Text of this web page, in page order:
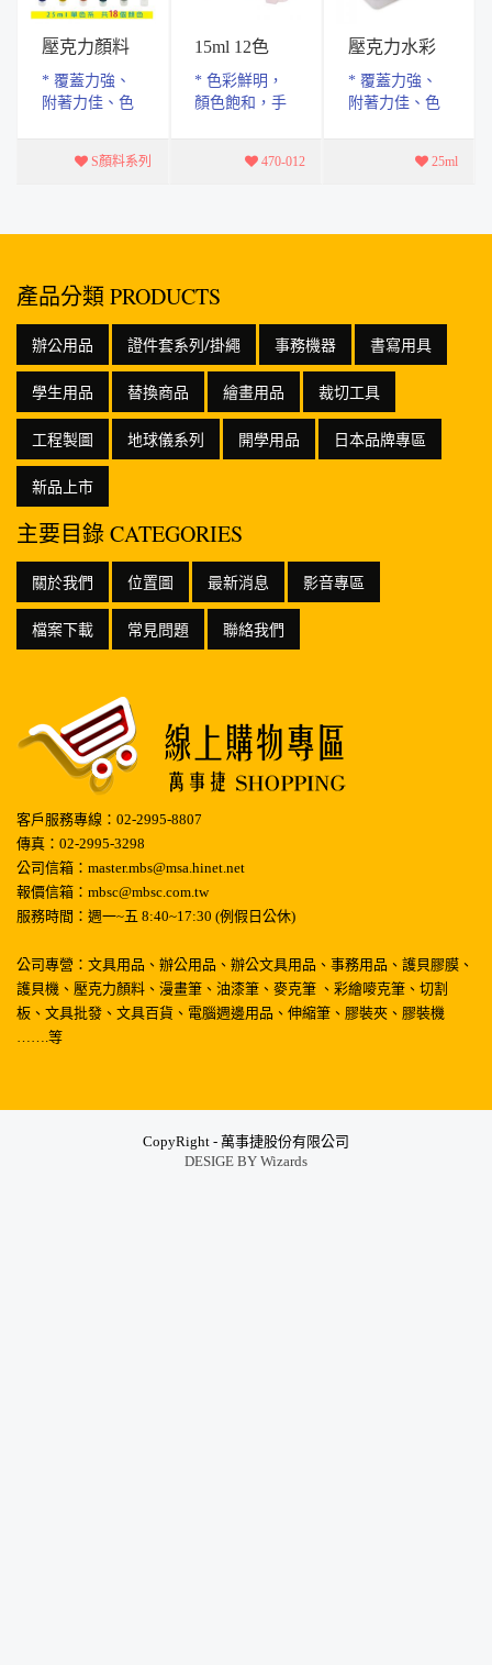
壓克力顏料
25ml
* 覆蓋力強、
附著力佳、色
良好 * 可塗於
布、木器、...
S顏料系列
15ml 12色
【廣告顏
料】
* 色彩鮮明，
顏色飽和，手
盒上蓋，可當
碳酸鈣、...
470-012
壓克力水彩
顏料25ml 12
瓶手提組
* 覆蓋力強、
附著力佳、色
良好 * 可塗於
布、木器、...
25ml
產品分類 PRODUCTS
辦公用品 證件套系列/掛繩 事務機器 書寫用具
學生用品 替換商品 繪畫用品 裁切工具
工程製圖 地球儀系列 開學用品 日本品牌專區
新品上市
主要目錄 CATEGORIES
關於我們 位置圖 最新消息 影音專區
檔案下載 常見問題 聯絡我們
客戶服務專線：02-2995-8807
傳真：02-2995-3298
公司信箱：master.mbs@msa.hinet.net
報價信箱：mbsc@mbsc.com.tw
服務時間：週一~五 8:40~17:30 (例假日公休)
公司專營：文具用品、辦公用品、辦公文具用品、事務用品、護貝膠膜、
護貝機、壓克力顏料、漫畫筆、油漆筆、麥克筆 、彩繪嘜克筆、切割
板、文具批發、文具百貨、電腦週邊用品、伸縮筆、膠裝夾、膠裝機
…….等
CopyRight - 萬事捷股份有限公司
DESIGE BY Wizards